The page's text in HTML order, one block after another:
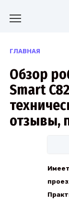
ГЛАВНАЯ
Обзор
Smart
отзывы,